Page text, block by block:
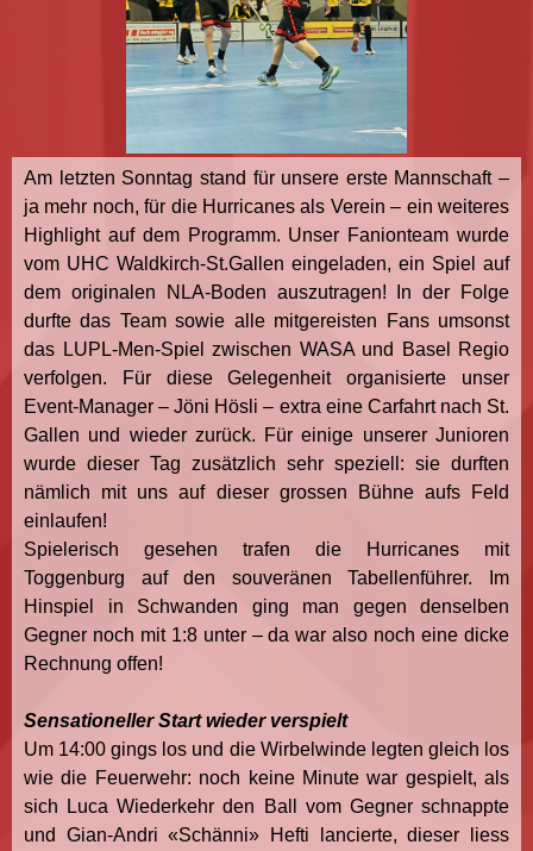
Am letzten Sonntag stand für unsere erste Mannschaft –
ja mehr noch, für die Hurricanes als Verein – ein weiteres
Highlight auf dem Programm. Unser Fanionteam wurde
vom UHC Waldkirch-St.Gallen eingeladen, ein Spiel auf
dem originalen NLA-Boden auszutragen! In der Folge
durfte das Team sowie alle mitgereisten Fans umsonst
das LUPL-Men-Spiel zwischen WASA und Basel Regio
verfolgen. Für diese Gelegenheit organisierte unser
Event-Manager – Jöni Hösli – extra eine Carfahrt nach St.
Gallen und wieder zurück. Für einige unserer Junioren
wurde dieser Tag zusätzlich sehr speziell: sie durften
nämlich mit uns auf dieser grossen Bühne aufs Feld
einlaufen!
Spielerisch gesehen trafen die Hurricanes mit
Toggenburg auf den souveränen Tabellenführer. Im
Hinspiel in Schwanden ging man gegen denselben
Gegner noch mit 1:8 unter – da war also noch eine dicke
Rechnung offen!
Sensationeller Start wieder verspielt
Um 14:00 gings los und die Wirbelwinde legten gleich los
wie die Feuerwehr: noch keine Minute war gespielt, als
sich Luca Wiederkehr den Ball vom Gegner schnappte
und Gian-Andri «Schänni» Hefti lancierte, dieser liess